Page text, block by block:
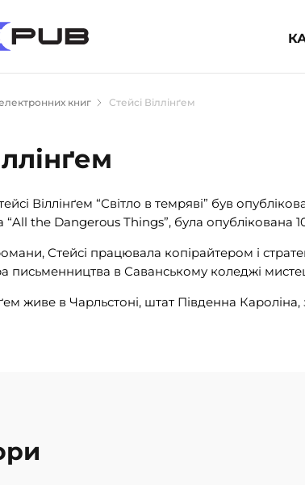
Художня література (1854)
Навчальна література та
(527)
(55)
Подарункові сертифікати (1)
книг Стейсі Віллінґем
Віллінґем “Світло в темряві” був
“All the Dangerous Things”, була опублікована
Стейсі працювала копірайтером і
письменництва в Саванському коледжі
живе в Чарльстоні, штат Південна